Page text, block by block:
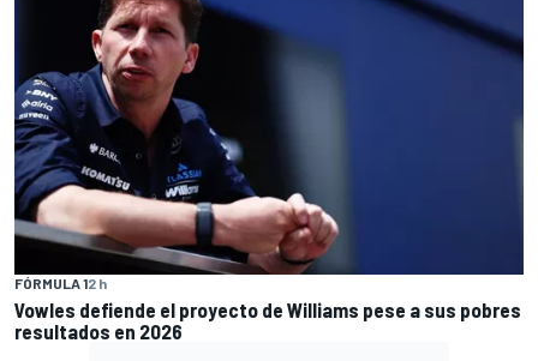
FÓRMULA 12 h
Vowles defiende el proyecto de Williams pese a sus pobres
resultados en 2026